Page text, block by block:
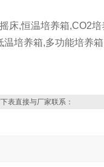
床,恒温培养箱,CO2
培养箱,多功能培养
表直接与厂家联系：